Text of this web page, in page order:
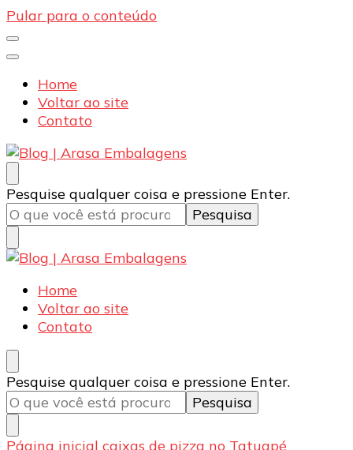
Pular para o conteúdo
Home
Voltar ao site
Contato
Blog | Arasa Embalagens
Confira conteúdos sobre embalagens para pizzas,
doces e salgados. Tudo para seu comércio com a
qualidade Arasa. Leia nossos conteúdos!
Procurando
algo?
Pesquise qualquer coisa e pressione Enter.
Blog | Arasa Embalagens
Confira conteúdos sobre embalagens para pizzas,
doces e salgados. Tudo para seu comércio com a
qualidade Arasa. Leia nossos conteúdos!
Home
Voltar ao site
Contato
Procurando
algo?
Pesquise qualquer coisa e pressione Enter.
Página inicial caixas de pizza no Tatuapé